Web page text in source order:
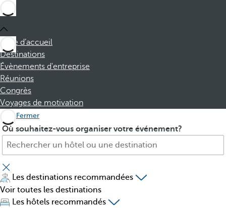
Page d’accueil
Destinations
Évènements d'entreprise
Réunions
Congrès
Voyages de motivation
Fermer
Où souhaitez-vous organiser votre événement?
H
t
e
l
,
d
P
e
s
s
i
n
Les destinations recommandées
Voir toutes les destinations
Les hôtels recommandés